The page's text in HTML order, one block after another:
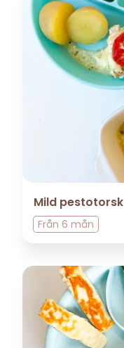
Mild pestotorsk
Från 6 mån